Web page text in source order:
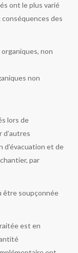
ont le plus varié
des
non
non
lors de
d’autres
d’évacuation et de
par
être soupçonnée
est en